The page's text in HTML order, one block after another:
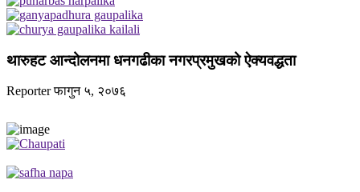
थारुहट आन्दोलनमा धनगढीका नगरप्रमुखको ऐक्यवद्धता
Reporterफागुन ५, २०७६